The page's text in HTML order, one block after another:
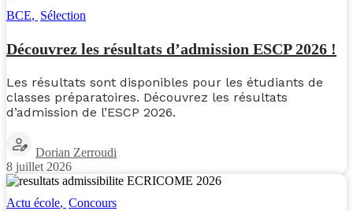
BCE, Sélection
Découvrez les résultats d’admission ESCP 2026 !
Les résultats sont disponibles pour les étudiants de
classes préparatoires. Découvrez les résultats
d’admission de l’ESCP 2026.
Dorian Zerroudi
8 juillet 2026
Actu école, Concours